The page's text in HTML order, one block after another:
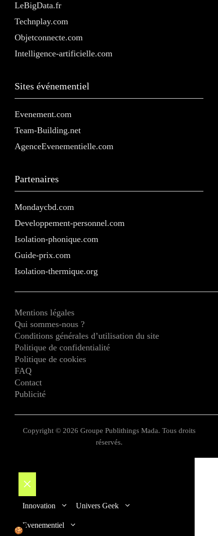
LeBigData.fr
Technplay.com
Objetconnecte.com
Intelligence-artificielle.com
Sites événementiel
Evenement.com
Team-Building.net
AgenceEvenementielle.com
Partenaires
Mondaycbd.com
Developpement-personnel.com
Isolation-phonique.com
Guide-prix.com
Isolation-thermique.org
Mentions légales
Qui sommes-nous ?
Conditions générales d’utilisation du site
Politique de confidentialité
Politique de cookies
FAQ
Contact
Publicité
Copyright © 2026 Groupe Publithings Mada. Tous droits
réservés.
Fermer
Innovation Univers Geek
Evenementiel